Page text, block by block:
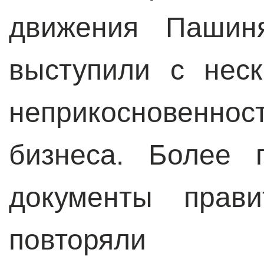
движения
выступили с
бизнеса. Более
документы